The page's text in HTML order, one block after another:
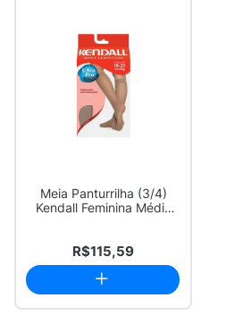
Meia Panturrilha (3/4)
Kendall Feminina Média
R$115,59